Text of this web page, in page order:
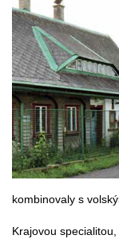
kombinovaly s
Krajovou